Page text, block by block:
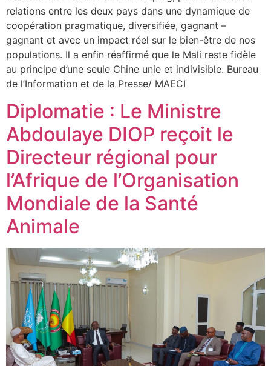
relations entre les deux pays dans une dynamique de
coopération pragmatique, diversifiée, gagnant –
gagnant et avec un impact réel sur le bien-être de nos
populations. Il a enfin réaffirmé que le Mali reste fidèle
au principe d’une seule Chine unie et indivisible. Bureau
de l’Information et de la Presse/ MAECI
Diplomatie : Le Ministre
Abdoulaye DIOP reçoit le
Directeur régional pour
l’Afrique de l’Organisation
Mondiale de la Santé
Animale